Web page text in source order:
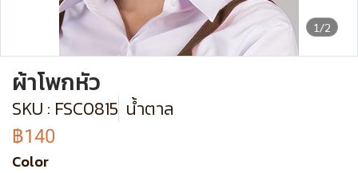
1/2
ผ้าโพกหัว
SKU : FSC0815 น้ำตาล
฿140
Color